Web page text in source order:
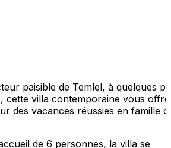
paisible de Temlel, à quelques
cette villa contemporaine vous offre
des vacances réussies en famille
de 6 personnes, la villa se